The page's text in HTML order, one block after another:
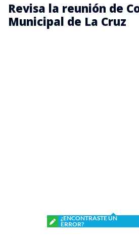
Revisa la reunión de
Municipal de La Cruz
¿ENCONTRASTE UN
ERROR?